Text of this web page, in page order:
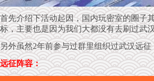
首先介绍下活动起因，国内玩密室的圈子
标，主要也是因为我们大都没有去刷过武
另外虽然2年前参与过群里组织过武汉远
远征阵容：